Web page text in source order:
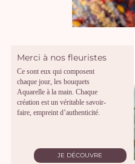
Merci à nos fleuristes
Ce sont eux qui composent
chaque jour, les bouquets
Aquarelle à la main. Chaque
création est un véritable savoir-
faire, empreint d’authenticité.
JE DÉCOUVRE